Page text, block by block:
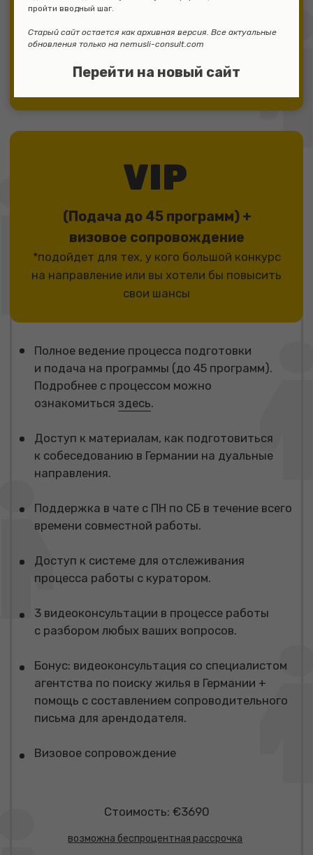
пройти вводный шаг.
Старый сайт остается как архивная версия. Все актуальные
обновления только на nemusli-consult.com
Перейти на новый сайт